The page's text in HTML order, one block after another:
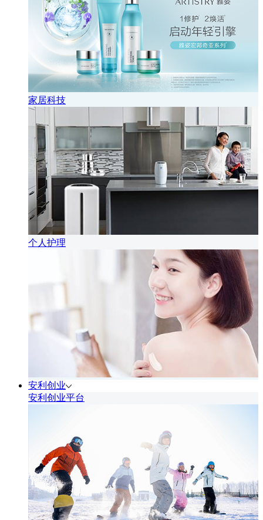
家居科技
个人护理
安利创业
安利创业平台